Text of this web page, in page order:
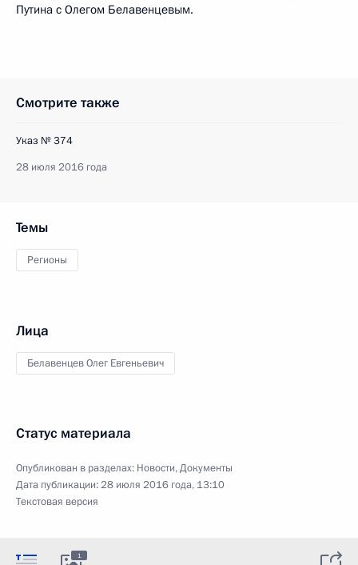
Путина с Олегом Белавенцевым.
Смотрите также
Указ № 374
28 июля 2016 года
Темы
Регионы
Лица
Белавенцев Олег Евгеньевич
Статус материала
Опубликован в разделах: Новости,Документы
Дата публикации:28 июля 2016 года, 13:10
Текстовая версия
1